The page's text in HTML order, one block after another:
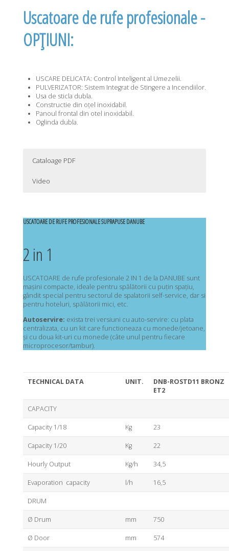
Uscatoare de rufe profesionale -
OPȚIUNI:
USCARE DELICATA: Control Inteligent al Umezelii.
PULVERIZATOR: Sistem Integrat de Stingere a Incendiilor.
Usa de sticla dubla.
Constructie din oțel inoxidabil.
Panoul frontal din otel inoxidabil.
Oglinda dubla.
Cataloage PDF
Video
DANUBE_STD-18_BRONZE-BASIC_PLUS_2023_ES
DANUBE_STD-22_BRONZE_2023_EN
USCATOARE DE RUFE PROFESIONALE SUPRAPUSE DANUBE
2 in 1
USCATOARE de rufe profesionale 2 IN 1 de la DANUBE sunt
mașini compacte, ideale pentru spălătorii cu puțin spațiu,
gândit special pentru sectorul de spalatorii self-service, dar si
pentru hoteluri, spălătorii mici, etc.
Autoservire: exista trei versiuni cu auto-servire: cu plata
centralizata, cu un kit care functioneaza cu monede/jetoane,
și cu doua kit-uri cu monede (câte unul pentru fiecare
microprocesor/tambur).
TECHNICAL DATA UNIT.
DNB-ROSTD11 BRONZ
ET2
CAPACITY
Capacity 1/18 Kg 23
Capacity 1/20 Kg 22
Hourly Output Kg/h 34,5
Evaporation capacity l/h 16,5
DRUM
Ø Drum mm 750
Ø Door mm 574